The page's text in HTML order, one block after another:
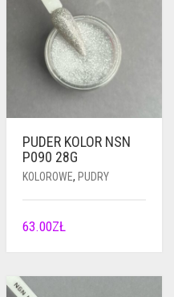
PUDER KOLOR NSN
P090 28G
KOLOROWE, PUDRY
63.00ZŁ